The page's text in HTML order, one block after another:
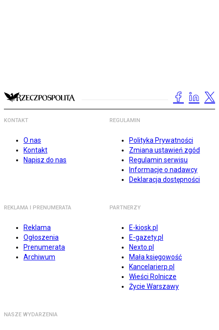
KONTAKT
O nas
Kontakt
Napisz do nas
REGULAMIN
Polityka Prywatności
Zmiana ustawień zgód
Regulamin serwisu
Informacje o nadawcy
Deklaracja dostępności
REKLAMA I PRENUMERATA
Reklama
Ogłoszenia
Prenumerata
Archiwum
PARTNERZY
E-kiosk.pl
E-gazety.pl
Nexto.pl
Mała księgowość
Kancelarierp.pl
Wieści Rolnicze
Życie Warszawy
NASZE WYDARZENIA